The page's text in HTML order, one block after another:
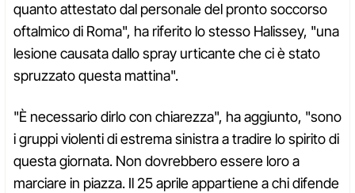
quanto attestato dal personale del pronto soccorso
oftalmico di Roma", ha riferito lo stesso Halissey, "una
lesione causata dallo spray urticante che ci è stato
spruzzato questa mattina".
"È necessario dirlo con chiarezza", ha aggiunto, "sono
i gruppi violenti di estrema sinistra a tradire lo spirito di
questa giornata. Non dovrebbero essere loro a
marciare in piazza. Il 25 aprile appartiene a chi difende